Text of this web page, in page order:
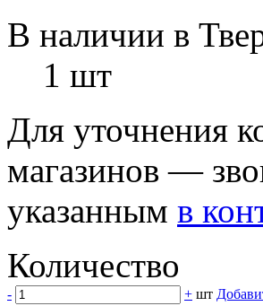
В наличии в
1 шт
Для уточнения
магазинов —
указанным в
Количество
- + шт